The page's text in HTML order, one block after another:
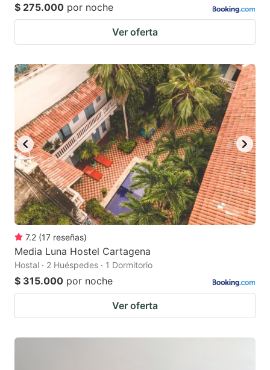
$ 275.000 por noche
Ver oferta
7.2 (17 reseñas)
Media Luna Hostel Cartagena
Hostal · 2 Huéspedes · 1 Dormitorio
$ 315.000 por noche
Ver oferta